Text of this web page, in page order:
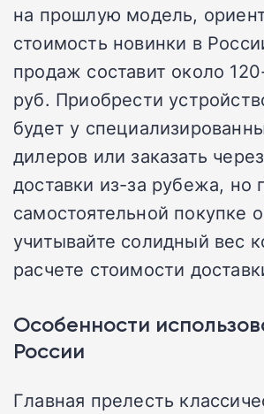
на прошлую модель,
стоимость новинки в
продаж составит около
руб. Приобрести
будет у
дилеров или заказать
доставки из-за рубежа, но
самостоятельной покупке
учитывайте солидный вес
расчете стоимости
Особенности
России
Главная прелесть